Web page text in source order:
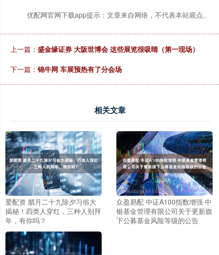
优配网官网下载app提示：文章来自网络，不代表本站观点。
上一篇： 盛金缘证券 大阪世博会 这些展览很吸睛（第一现场）
下一篇： 锦牛网 车展预热有了分会场
相关文章
爱配资 腊月二十九除夕习俗大
揭秘！四类人穿红，三种人别拜
年，有你吗？
众盈易配 中证A100指数增强 中
银基金管理有限公司关于更新旗
下公募基金风险等级的公告